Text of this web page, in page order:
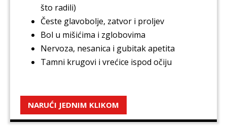
što radili)
Česte glavobolje, zatvor i proljev
Bol u mišićima i zglobovima
Nervoza, nesanica i gubitak apetita
Tamni krugovi i vrećice ispod očiju
NARUĆI JEDNIM KLIKOM